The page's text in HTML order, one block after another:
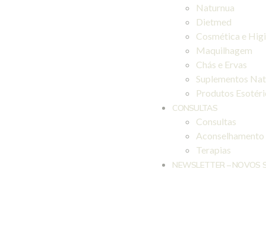
Naturnua
Dietmed
Cosmética e
Maquilhagem
Chás e Ervas
Suplementos
Produtos
CONSULTAS
Consultas
Terapias
NEWSLETTER – NOVOS